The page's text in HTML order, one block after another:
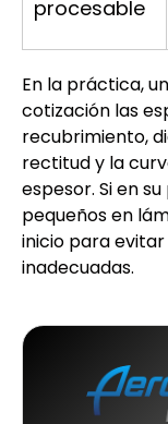
procesable
En la práctica,
cotización las
recubrimiento,
rectitud y la
espesor. Si en
pequeños en
inicio para
inadecuadas.